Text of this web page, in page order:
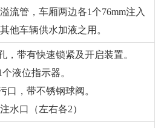
流管，车厢两边各1个76mm注入
他车辆供水加液之用。
，带有快速锁紧及开启装置。
个液位指示器。
口，带不锈钢球阀。
水口（左右各2）